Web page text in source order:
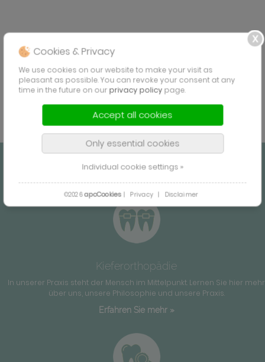
Kieferorthopädie
In unserer Praxis steht der Mensch im Mittelpunkt. Lernen Sie hier mehr
über uns, unsere Philosophie und unsere Praxis.
Erfahren Sie mehr »
Cookies & Privacy
We use cookies on our website to make your visit as
pleasant as possible. You can revoke your consent at any
time in the future on our privacy policy page.
Accept all cookies
Only essential cookies
Individual cookie settings »
©2026apcCookies | Privacy | Disclaimer